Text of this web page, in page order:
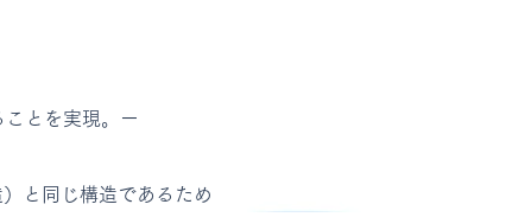
ことを実現。ー
と同じ構造であるため